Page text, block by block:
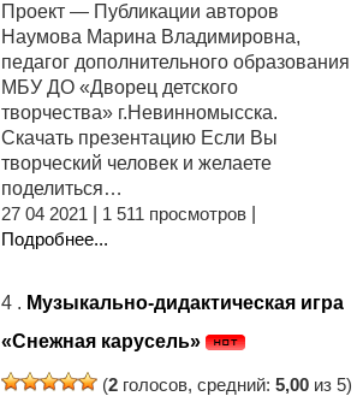
Проект — Публикации авторов
Наумова Марина Владимировна,
педагог дополнительного образования
МБУ ДО «Дворец детского
творчества» г.Невинномысска.
Скачать презентацию Если Вы
творческий человек и желаете
поделиться…
27 04 2021
1 511 просмотров
Подробнее...
4 . Музыкально-дидактическая игра
«Снежная карусель»
(2 голосов, средний: 5,00 из 5)